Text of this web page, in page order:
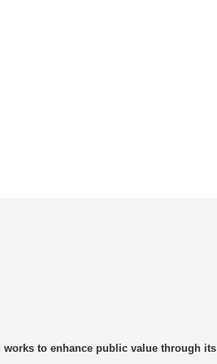
to enhance public value through